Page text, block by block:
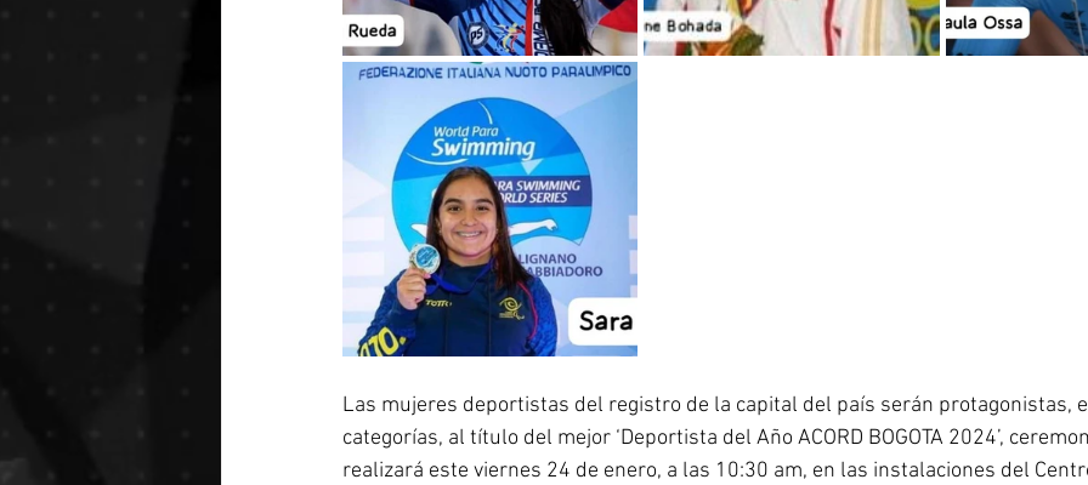
Las mujeres deportistas del registro de la capital del país serán protagonistas,
categorías, al título del mejor ‘Deportista del Año ACORD BOGOTA 2024’,
realizará este viernes 24 de enero, a las 10:30 am, en las instalaciones del